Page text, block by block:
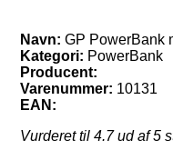
Navn: GP PowerBank
Kategori: PowerBank
Producent:
Varenummer: 10131
EAN:
Vurderet til 4.7ud af 5